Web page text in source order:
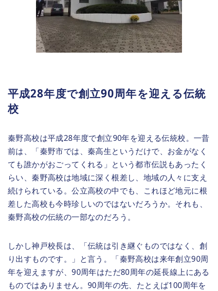
平成28年度で創立90周年を迎える伝統
校
秦野高校は平成28年度で創立90年を迎える伝統校。一昔
前は、「秦野市では、秦高生というだけで、お金がなく
ても誰かがおごってくれる」という都市伝説もあったく
らい、秦野高校は地域に深く根差し、地域の人々に支え
続けられている。公立高校の中でも、これほど地元に根
差した高校も今時珍しいのではないだろうか。それも、
秦野高校の伝統の一部なのだろう。
しかし神戸校長は、「伝統は引き継ぐものではなく、創
り出すものです。」と言う。「秦野高校は来年創立90周
年を迎えますが、90周年はただ80周年の延長線上にある
ものではありません。90周年の先、たとえば100周年を